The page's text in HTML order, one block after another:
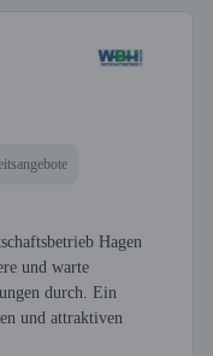
Hagen
und warte
durch. Ein
und attraktiven